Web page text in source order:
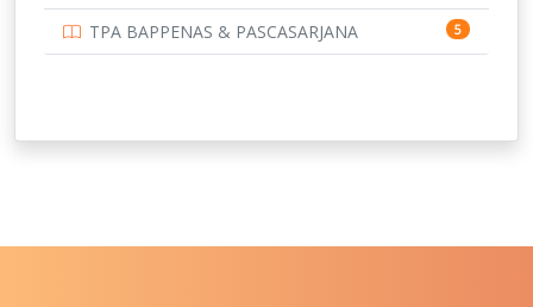
TPA BAPPENAS & PASCASARJANA 5